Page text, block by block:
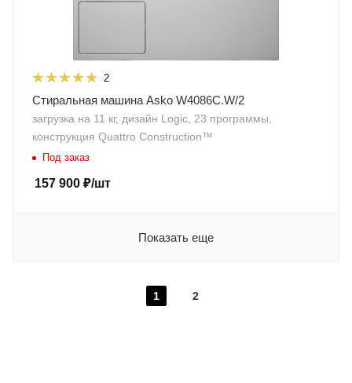
2
Стиральная машина Asko W4086C.W/2
загрузка на 11 кг, дизайн Logic, 23 программы,
конструкция Quattro Construction™
Под заказ
157 900 ₽/шт
Показать еще
1 2